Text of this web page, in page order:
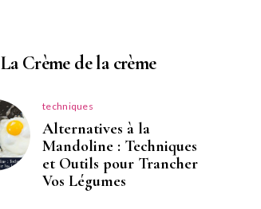
La Crème de la crème
techniques
Alternatives à la
Mandoline : Techniques
et Outils pour Trancher
Vos Légumes